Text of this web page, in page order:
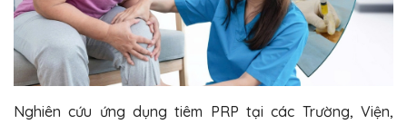
Nghiên cứu ứng dụng tiêm PRP tại các Trường, Viện,